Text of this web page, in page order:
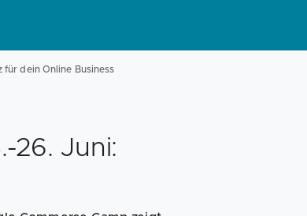
dein Online Business
26. Juni: